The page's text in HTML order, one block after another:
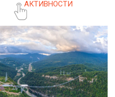
АКТИВНОСТИ